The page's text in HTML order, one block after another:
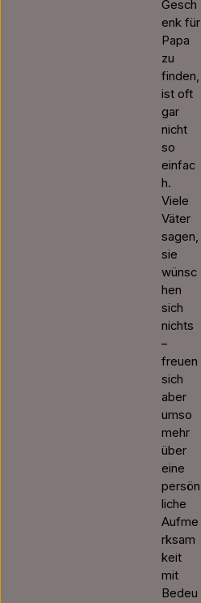
Gesch
enk für
Papa
zu
finden,
ist oft
gar
nicht
so
einfac
h.
Viele
Väter
sagen,
sie
wünsc
hen
sich
nichts
–
freuen
sich
aber
umso
mehr
über
eine
persön
liche
Aufme
rksam
keit
mit
Bedeu